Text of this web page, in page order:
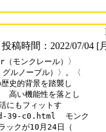
投稿時間：2022/07/04 [
モンクレール）〉
ルノーブル）〉。〈
史的背景を踏襲し
高い機能性を落とし
にもフィットす
39-c0.html  モンク
ックが10月24日（